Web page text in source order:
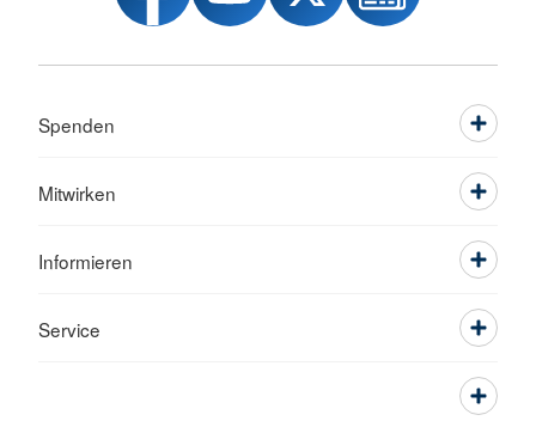
Spenden
Mitwirken
Informieren
Service